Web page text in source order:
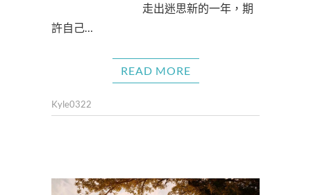
走出迷思新的一年，期
許自己…
READ MORE
Kyle0322